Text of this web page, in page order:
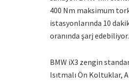
400 Nm maksimum tork
istasyonlarında 10
oranında şarj edebiliyor.
BMW iX3 zengin
Isıtmalı Ön Koltuklar,